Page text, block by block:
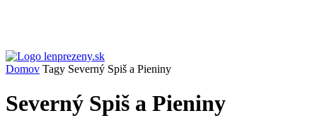
Domov Tagy Severný Spiš a Pieniny
Severný Spiš a Pieniny